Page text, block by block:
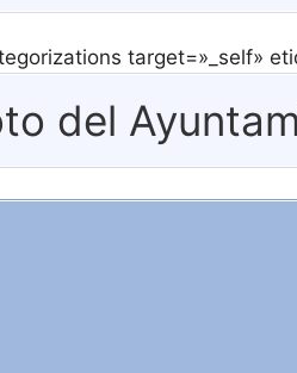
target=»_self»
del